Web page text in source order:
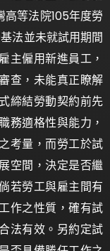
等法院105年度勞
法並未就試用期間
主僱用新進員工，
查，未能真正瞭解
締結勞動契約前先
務適格性與能力，
考量，而勞工於試
空間，決定是否繼
若勞工與雇主間有
作之性質，確有試
法有效。另約定試